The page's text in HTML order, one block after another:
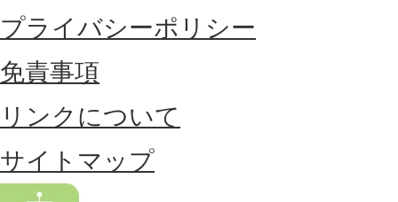
に
置
す
る
市
プライバシーポリシー
免責事項
リンクについて
サイトマップ